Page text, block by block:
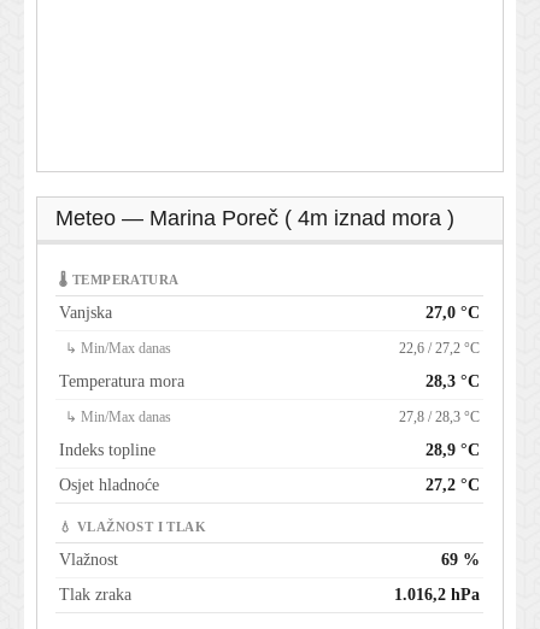
Meteo — Marina Poreč ( 4m iznad mora )
🌡 TEMPERATURA
Vanjska 27,0 °C
↳ Min/Max danas 22,6 / 27,2 °C
Temperatura mora 28,3 °C
↳ Min/Max danas 27,8 / 28,3 °C
Indeks topline
28,9 °C
Osjet hladnoće
27,2 °C
💧 VLAŽNOST I TLAK
Vlažnost
69 %
Tlak zraka
1.016,2 hPa